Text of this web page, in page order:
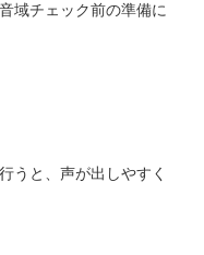
域チェック前の準備に
うと、声が出しやすく